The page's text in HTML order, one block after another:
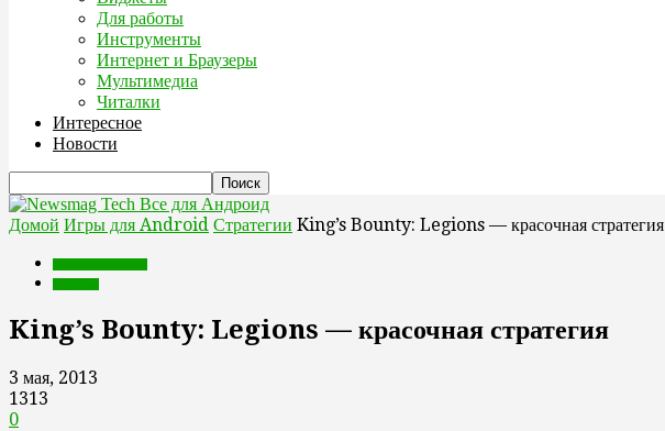
Для работы
Инструменты
Интернет и Браузеры
Мультимедиа
Читалки
Интересное
Новости
Все для Андроид
Домой Игры для Android Стратегии King’s Bounty: Legions — красочная стратегия
King’s Bounty: Legions — красочная стратегия
3 мая, 2013
1313
0